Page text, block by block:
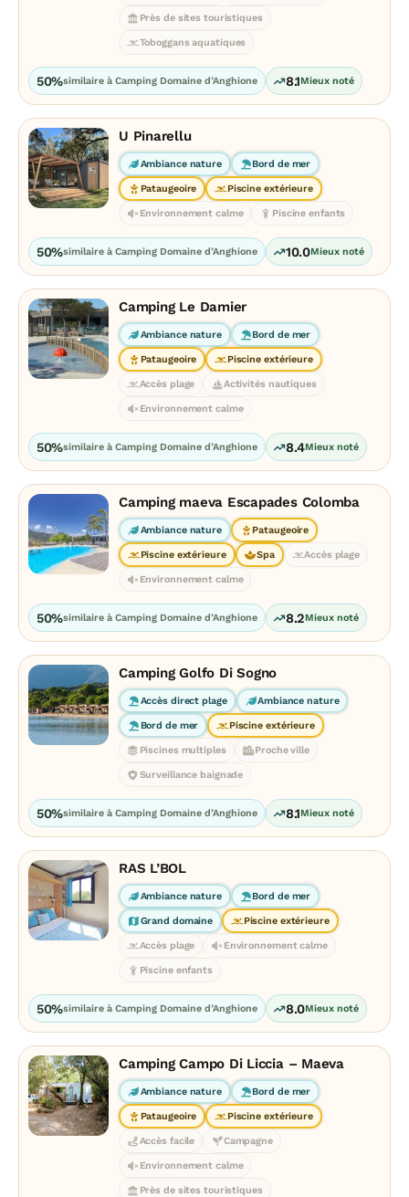
Près de sites touristiques
Toboggans aquatiques
50%similaire à Camping Domaine d’Anghione 8.1Mieux noté
U Pinarellu
Ambiance nature Bord de mer
Pataugeoire Piscine extérieure
Environnement calme Piscine enfants
50%similaire à Camping Domaine d’Anghione 10.0Mieux noté
Camping Le Damier
Ambiance nature Bord de mer
Pataugeoire Piscine extérieure
Accès plage Activités nautiques
Environnement calme
50%similaire à Camping Domaine d’Anghione 8.4Mieux noté
Camping maeva Escapades Colomba
Ambiance nature Pataugeoire
Piscine extérieure Spa Accès plage
Environnement calme
50%similaire à Camping Domaine d’Anghione 8.2Mieux noté
Camping Golfo Di Sogno
Accès direct plage Ambiance nature
Bord de mer Piscine extérieure
Piscines multiples Proche ville
Surveillance baignade
50%similaire à Camping Domaine d’Anghione 8.1Mieux noté
RAS L’BOL
Ambiance nature Bord de mer
Grand domaine Piscine extérieure
Accès plage Environnement calme
Piscine enfants
50%similaire à Camping Domaine d’Anghione 8.0Mieux noté
Camping Campo Di Liccia – Maeva
Ambiance nature Bord de mer
Pataugeoire Piscine extérieure
Accès facile Campagne
Environnement calme
Près de sites touristiques